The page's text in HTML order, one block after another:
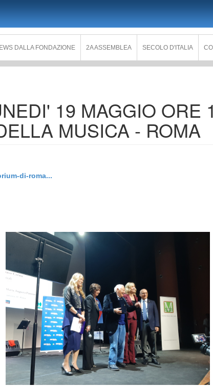
DALLA FONDAZIONE 2A ASSEMBLEA SECOLO D'ITALIA
19 MAGGIO ORE
MUSICA - ROMA
di-roma...